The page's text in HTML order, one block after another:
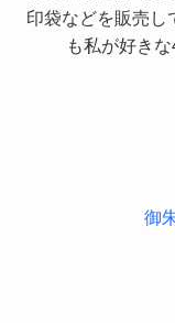
印袋などを販売し
も私が好き
御